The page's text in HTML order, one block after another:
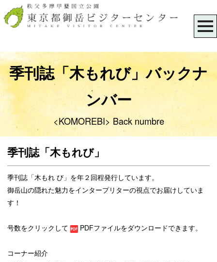
季刊誌「木もれび」バックナ
ンバー
<KOMOREBI> Back numbre
季刊誌「木もれび」
季刊誌「木もれ び」を年２回程発行しています。
御岳山の隠れた魅力をインタープリターの視点でお届けしていま
す！
号数をクリックして PDFファイルをダウンロードできます。
コーナー紹介